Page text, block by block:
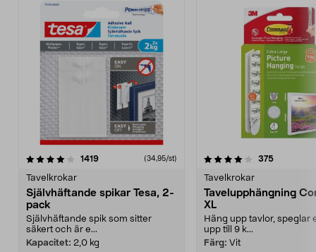
1419recensioner(34,95/st)
Tavelkrokar
Självhäftande spikar Tesa, 2-
pack
Självhäftande spik som sitter
säkert och är e...
Kapacitet: 2,0 kg
4.0 av 5 stjärnor 375
Tavelkrokar
Tavelupphängning
XL
Häng upp tavlor, speglar
upp till 9 k...
Färg: Vit
4.0 av 5 stjärnor